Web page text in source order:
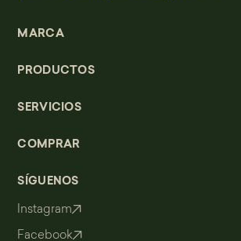
MARCA
PRODUCTOS
SERVICIOS
COMPRAR
SÍGUENOS
Instagram
Facebook